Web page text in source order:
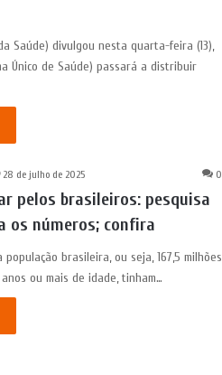
Saúde) divulgou nesta quarta-feira (13),
Único de Saúde) passará a distribuir
28 de julho de 2025 0
pelos brasileiros: pesquisa
os números; confira
população brasileira, ou seja, 167,5 milhões
ou mais de idade, tinham…